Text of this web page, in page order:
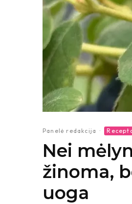
Panelė redakcija ·
Nei
žinoma,
uoga